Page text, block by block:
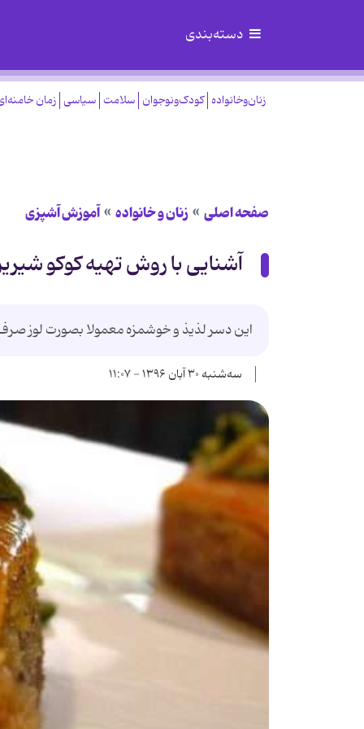
دسته‌بندی
زنان‌وخانواده کودک‌ونوجوان سلامت سیاسی زمان
صفحه اصلی زنان و خانواده آموزش آشپزی
آشنایی با روش تهیه کوکو
این دسر لذیذ و خوشمزه معمولا بصورت لوز
سه‌شنبه ۳۰ آبان ۱۳۹۶ - ۱۱:۰۷